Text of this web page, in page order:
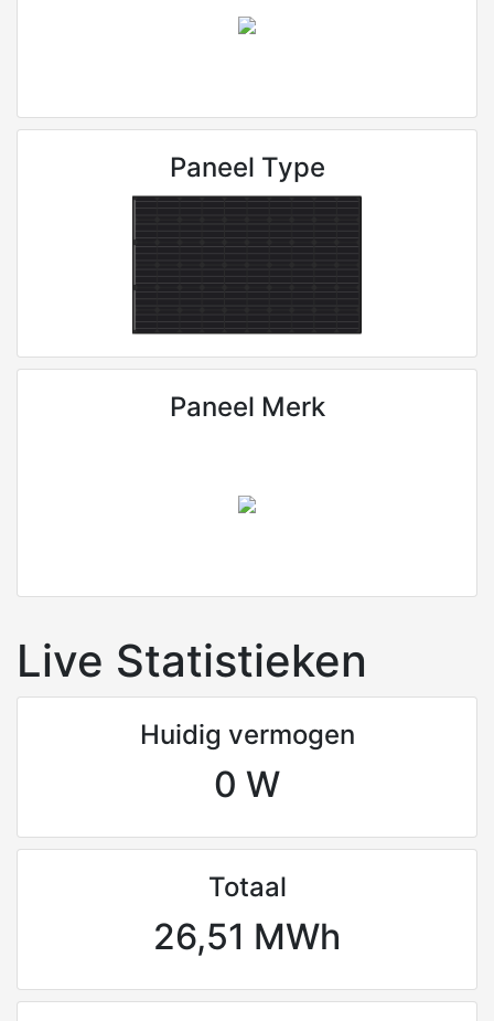
Paneel Type
Paneel Merk
Live Statistieken
Huidig vermogen
0 W
Totaal
26,51 MWh